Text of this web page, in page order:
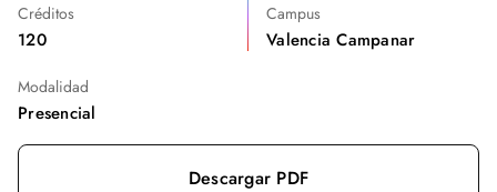
Créditos
120
Campus
Valencia Campanar
Modalidad
Presencial
Descargar PDF